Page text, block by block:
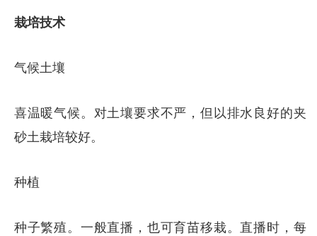
栽培技术
气候土壤
喜温暖气候。对土壤要求不严，但以排水良好的夹
砂土栽培较好。
种植
种子繁殖。一般直播，也可育苗移栽。直播时，每